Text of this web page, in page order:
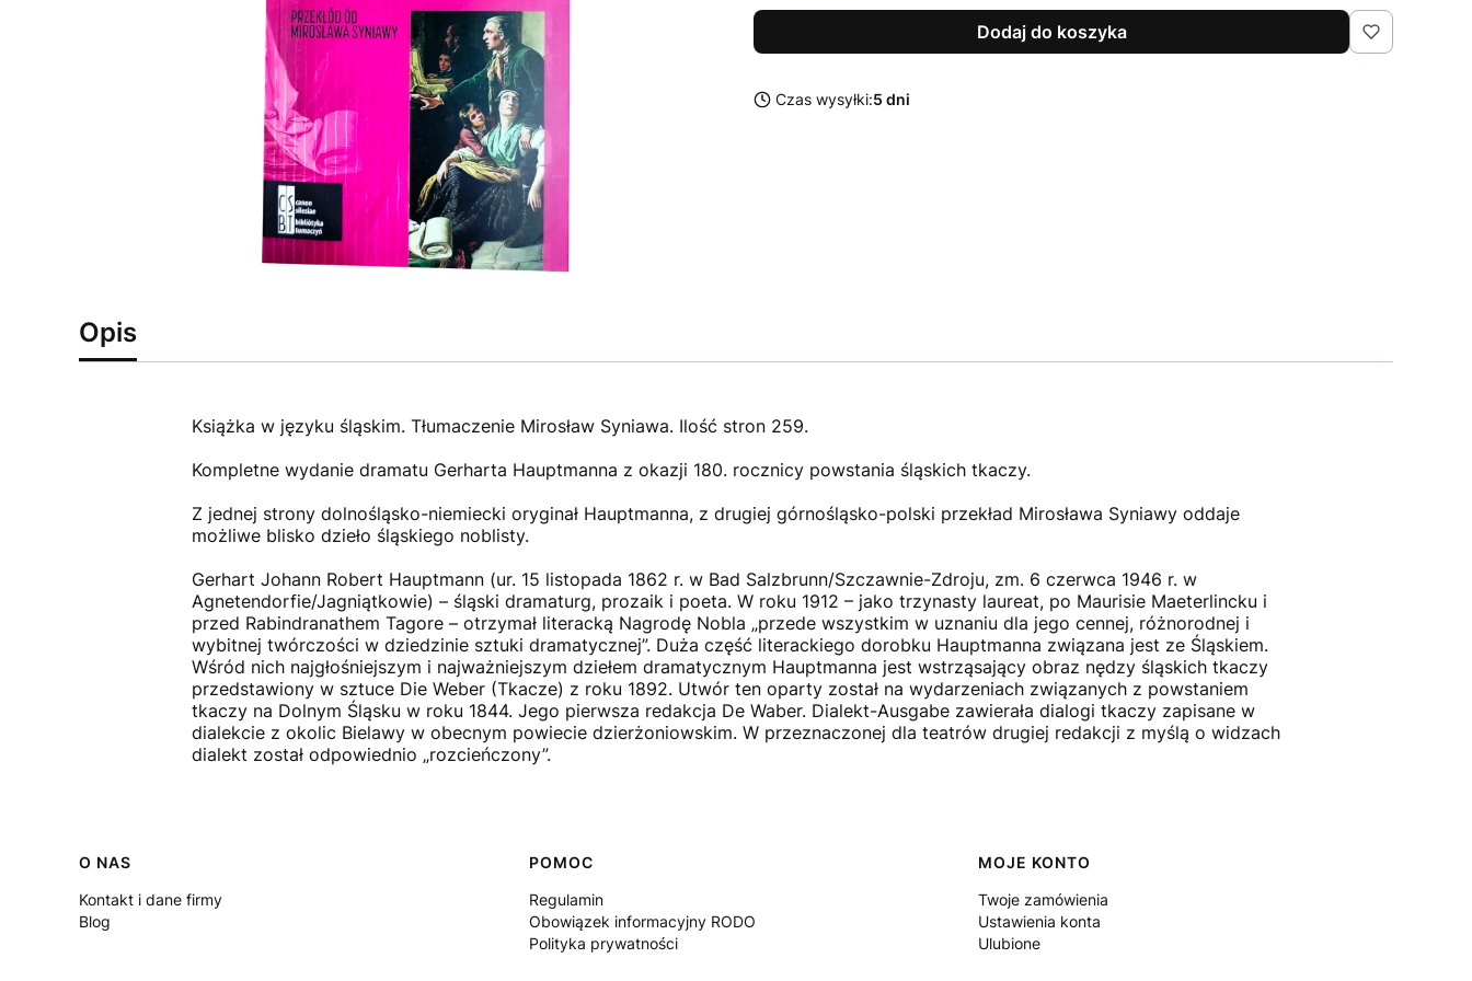
Dodaj do koszyka
Czas wysyłki:5 dni
Opis
Książka w języku śląskim. Tłumaczenie Mirosław Syniawa. Ilość stron 259.
Kompletne wydanie dramatu Gerharta Hauptmanna z okazji 180. rocznicy powstania śląskich tkaczy.
Z jednej strony dolnośląsko-niemiecki oryginał Hauptmanna, z drugiej górnośląsko-polski przekład Mirosława Syniawy oddaje
możliwe blisko dzieło śląskiego noblisty.
Gerhart Johann Robert Hauptmann (ur. 15 listopada 1862 r. w Bad Salzbrunn/Szczawnie-Zdroju, zm. 6 czerwca 1946 r. w
Agnetendorfie/Jagniątkowie) – śląski dramaturg, prozaik i poeta. W roku 1912 – jako trzynasty laureat, po Maurisie Maeterlincku i
przed Rabindranathem Tagore – otrzymał literacką Nagrodę Nobla „przede wszystkim w uznaniu dla jego cennej, różnorodnej i
wybitnej twórczości w dziedzinie sztuki dramatycznej”. Duża część literackiego dorobku Hauptmanna związana jest ze Śląskiem.
Wśród nich najgłośniejszym i najważniejszym dziełem dramatycznym Hauptmanna jest wstrząsający obraz nędzy śląskich tkaczy
przedstawiony w sztuce Die Weber (Tkacze) z roku 1892. Utwór ten oparty został na wydarzeniach związanych z powstaniem
tkaczy na Dolnym Śląsku w roku 1844. Jego pierwsza redakcja De Waber. Dialekt-Ausgabe zawierała dialogi tkaczy zapisane w
dialekcie z okolic Bielawy w obecnym powiecie dzierżoniowskim. W przeznaczonej dla teatrów drugiej redakcji z myślą o widzach
dialekt został odpowiednio „rozcieńczony”.
Linki w stopce
O NAS
Kontakt i dane firmy
Blog
POMOC
Regulamin
Obowiązek informacyjny RODO
Polityka prywatności
MOJE KONTO
Twoje zamówienia
Ustawienia konta
Ulubione